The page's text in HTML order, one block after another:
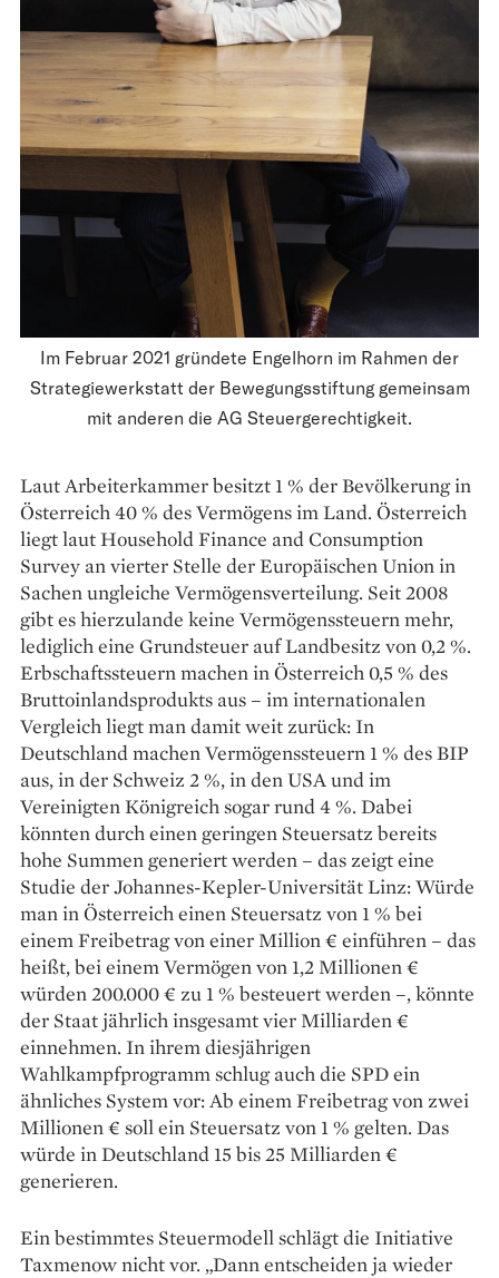
Im Februar 2021 gründete Engelhorn im Rahmen der
Strategiewerkstatt der Bewegungsstiftung gemeinsam
mit anderen die AG Steuergerechtigkeit.
Laut Arbeiterkammer besitzt 1 % der Bevölkerung in
Österreich 40 % des Vermögens im Land. Österreich
liegt laut Household Finance and Consumption
Survey an vierter Stelle der Europäischen Union in
Sachen ungleiche Vermögens­­verteilung. Seit 2008
gibt es hier­zulande keine Vermögenssteuern mehr,
lediglich eine Grundsteuer auf Landbesitz von 0,2 %.
Erbschaftssteuern machen in Österreich 0,5 % des
Bruttoinlandsprodukts aus – im internationalen
Vergleich liegt man damit weit zurück: In
Deutschland machen Vermögenssteuern 1 % des BIP
aus, in der Schweiz 2 %, in den USA und im
Vereinigten Königreich sogar rund 4 %. Dabei
könnten durch einen geringen Steuersatz bereits
hohe Summen generiert ­werden – das zeigt eine
Studie der Johannes-Kepler-Uni­versität Linz: Würde
man in Österreich einen Steuersatz von 1 % bei
einem Freibetrag von einer Million € einführen – das
heißt, bei einem Vermögen von 1,2 Millionen €
würden 200.000 € zu 1 % besteuert werden –, könnte
der Staat jährlich insgesamt vier Milliarden €
einnehmen. In ihrem diesjährigen
Wahlkampfprogramm schlug auch die SPD ein
ähnliches System vor: Ab ­einem Freibetrag von zwei
Millionen € soll ein Steuersatz von 1 % gelten. Das
würde in Deutschland 15 bis 25 Milliarden €
generieren.
Ein bestimmtes Steuermodell schlägt die Initiative
Taxmenow nicht vor. „Dann entscheiden ja wieder